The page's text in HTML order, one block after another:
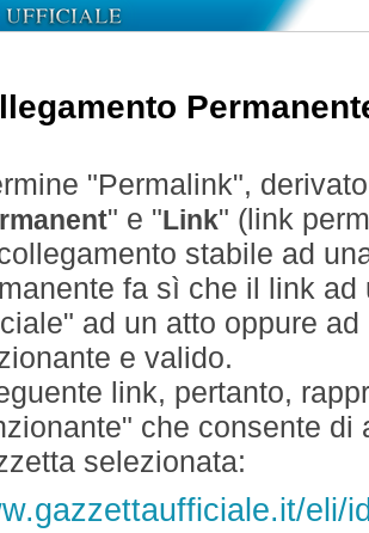
"Permalink",
" e " Link" (link
stabile ad
fa sì che il link
ad un atto oppure
e valido.
link, pertanto,
che consente
selezionata:
eli/